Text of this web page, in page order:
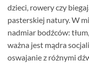
dzieci, rowery czy
pasterskiej natury. W
nadmiar bodźców:
ważna jest mądra
oswajanie z różnymi